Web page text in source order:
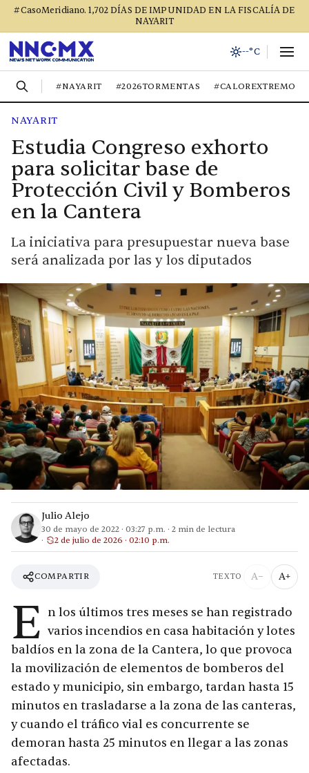
#CasoMeridiano. 1,702 DÍAS DE IMPUNIDAD EN LA FISCALÍA DE
NAYARIT
--°C
#NAYARIT #2026TORMENTAS #CALOREXTREMO
NAYARIT
Estudia Congreso exhorto
para solicitar base de
Protección Civil y Bomberos
en la Cantera
La iniciativa para presupuestar nueva base
será analizada por las y los diputados
Julio Alejo
30 de mayo de 2022 · 03:27 p.m. · 2 min de lectura
2 de julio de 2026 · 02:10 p.m.
COMPARTIR TEXTO A− A+
E n los últimos tres meses se han registrado
varios incendios en casa habitación y lotes
baldíos en la zona de la Cantera, lo que provoca
la movilización de elementos de bomberos del
estado y municipio, sin embargo, tardan hasta 15
minutos en trasladarse a la zona de las canteras,
y cuando el tráfico vial es concurrente se
demoran hasta 25 minutos en llegar a las zonas
afectadas.